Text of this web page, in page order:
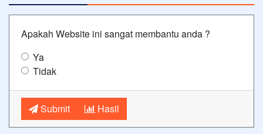
Apakah Website ini sangat membantu anda ?
Ya
Tidak
Submit Hasil